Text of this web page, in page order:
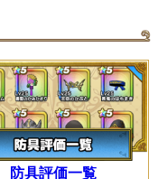
防具評価一覧